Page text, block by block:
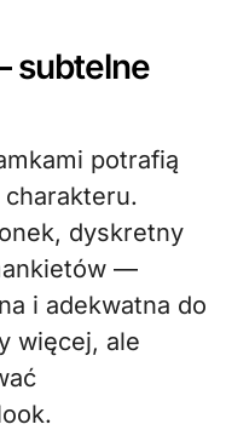
subtelne
potrafią
dyskretny
—
i adekwatna do
więcej, ale